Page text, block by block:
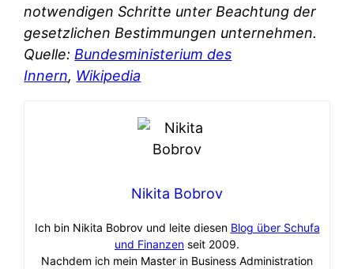
notwendigen Schritte unter Beachtung der
gesetzlichen Bestimmungen unternehmen.
Quelle:Bundesministerium des
Innern, Wikipedia
Nikita Bobrov
Ich bin Nikita Bobrov und leite diesen Blog über Schufa
und Finanzen seit 2009.
Nachdem ich mein Master in Business Administration